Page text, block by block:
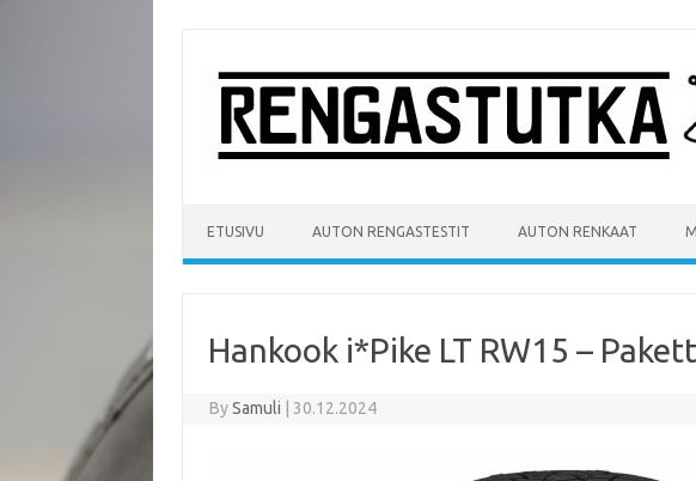
content
ETUSIVU AUTON RENGASTESTIT AUTON RENKAAT
Hankook i*Pike LT RW15 –
BySamuli 30.12.2024